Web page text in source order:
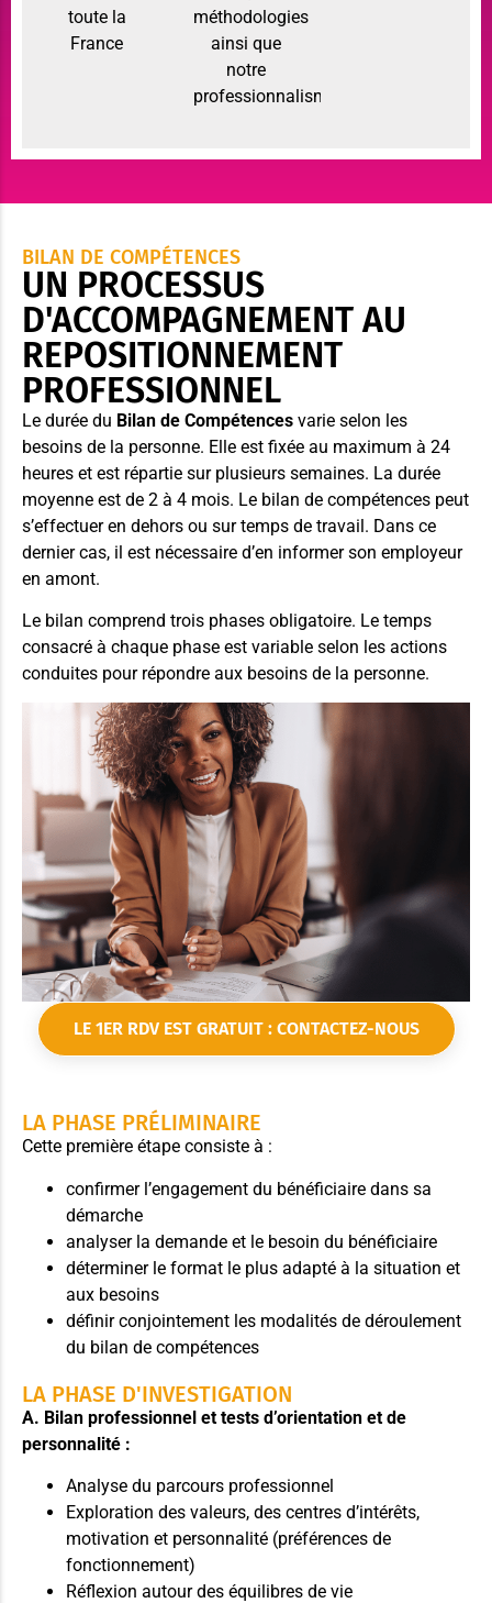
toute la
France
méthodologies
ainsi que
notre
professionnalisme
BILAN DE COMPÉTENCES
UN PROCESSUS
D'ACCOMPAGNEMENT AU
REPOSITIONNEMENT
PROFESSIONNEL
Le durée du Bilan de Compétences varie selon les
besoins de la personne. Elle est fixée au maximum à 24
heures et est répartie sur plusieurs semaines. La durée
moyenne est de 2 à 4 mois. Le bilan de compétences peut
s’effectuer en dehors ou sur temps de travail. Dans ce
dernier cas, il est nécessaire d’en informer son employeur
en amont.
Le bilan comprend trois phases obligatoire. Le temps
consacré à chaque phase est variable selon les actions
conduites pour répondre aux besoins de la personne.
LE 1ER RDV EST GRATUIT : CONTACTEZ-NOUS
LA PHASE PRÉLIMINAIRE
Cette première étape consiste à :
confirmer l’engagement du bénéficiaire dans sa
démarche
analyser la demande et le besoin du bénéficiaire
déterminer le format le plus adapté à la situation et
aux besoins
définir conjointement les modalités de déroulement
du bilan de compétences
LA PHASE D'INVESTIGATION
A. Bilan professionnel et tests d’orientation et de
personnalité :
Analyse du parcours professionnel
Exploration des valeurs, des centres d’intérêts,
motivation et personnalité (préférences de
fonctionnement)
Réflexion autour des équilibres de vie